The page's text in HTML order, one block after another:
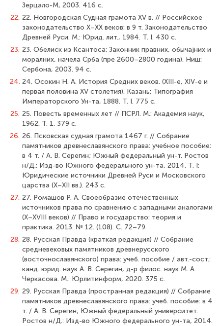
Зерцало-М, 2003. 416 с.
22. 22. Новгородская Судная грамота XV в. // Российское
законодательство X–XX веков: в 9 т. Законодательство
Древней Руси. М.: Юрид. лит., 1984. Т. I. 430 с.
23. 23. Обелиск из Ксантоса: Законник правних, обычаjних и
моралних, начела Срба (пре 2600–2800 година). Ниш:
Сербона, 2003. 94 с.
24. 24. Осокин Н. А. История Средних веков. (XIII-е, XIV-е и
первая половина XV столетия). Казань: Типография
Императорского Ун-та, 1888. Т. I. 775 с.
25. 25. Повесть временных лет // ПСРЛ. М.: Академия наук,
1962. Т. 1. 379 с.
26. 26. Псковская судная грамота 1467 г. // Собрание
памятников древнеславянского права: учебное пособие:
в 4 т. / А. В. Серегин; Южный федеральный ун-т. Ростов
н/Д.: Изд-во Южного федерального ун-та, 2014. Т. I:
Юридические источники Древней Руси и Московского
царства (X–XII вв.). 243 с.
27. 27. Ромашов Р. А. Своеобразие отечественных
источников права по сравнению с западными аналогами
(X–XVIII веков) // Право и государство: теория и
практика. 2013. № 12. (108). С. 72–79.
28. 28. Русская Правда (краткая редакция) // Собрание
средневековых памятников древнерусского
(восточнославянского) права: учеб. пособие / авт.-сост.:
канд. юрид. наук А. В. Серегин, д-р филос. наук М. А.
Черкасова. М.: Юрлитинформ, 2020. 375 с.
29. 29. Русская Правда (пространная редакция) // Собрание
памятников древнеславянского права: учеб. пособие: в 4
т. / А. В. Серегин; Южный федеральный университет.
Ростов н/Д.: Изд-во Южного федерального ун-та, 2014.